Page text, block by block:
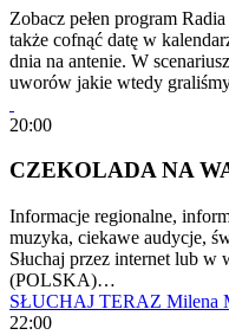
Zobacz pełen program
także cofnąć datę w
dnia na antenie. W
uworów jakie wtedy
20:00
CZEKOLADA NA
Informacje regionalne,
muzyka, ciekawe audycje,
Słuchaj przez internet lub
(POLSKA)…
SŁUCHAJ TERAZ Milena
22:00